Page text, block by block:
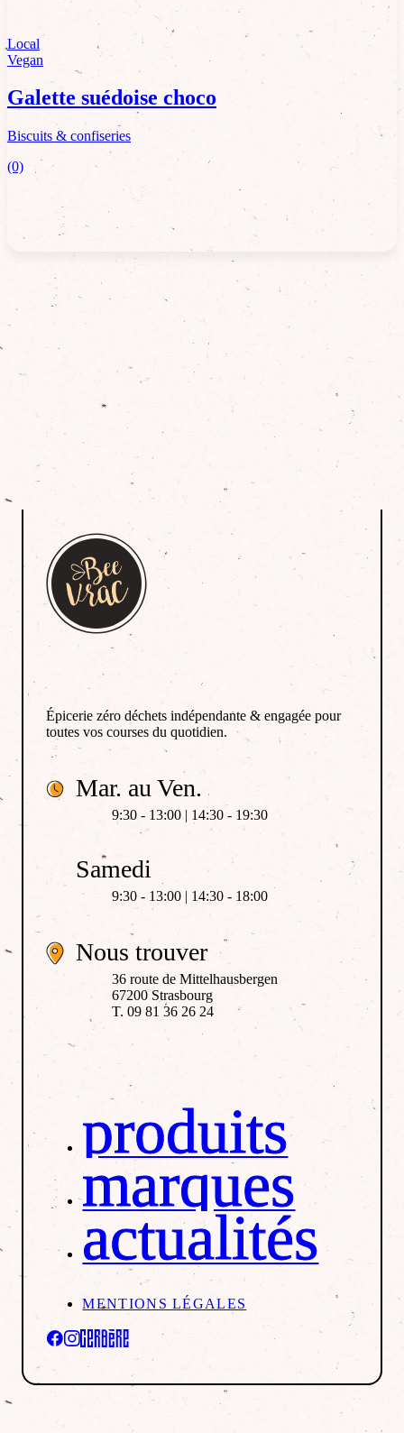
Local
Vegan
Galette suédoise choco
Biscuits & confiseries
(0)
Épicerie zéro déchets indépendante & engagée pour
toutes vos courses du quotidien.
Mar. au Ven.
9:30 - 13:00 | 14:30 - 19:30
Samedi
9:30 - 13:00 | 14:30 - 18:00
Nous trouver
36 route de Mittelhausbergen
67200 Strasbourg
T. 09 81 36 26 24
produits
marques
actualités
MENTIONS LÉGALES